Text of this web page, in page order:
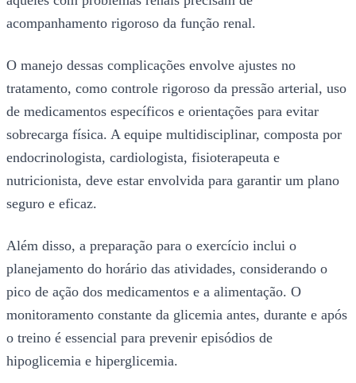
acompanhamento rigoroso da função renal.
O manejo dessas complicações envolve ajustes no
tratamento, como controle rigoroso da pressão arterial, uso
de medicamentos específicos e orientações para evitar
sobrecarga física. A equipe multidisciplinar, composta por
endocrinologista, cardiologista, fisioterapeuta e
nutricionista, deve estar envolvida para garantir um plano
seguro e eficaz.
Além disso, a preparação para o exercício inclui o
planejamento do horário das atividades, considerando o
pico de ação dos medicamentos e a alimentação. O
monitoramento constante da glicemia antes, durante e após
o treino é essencial para prevenir episódios de
hipoglicemia e hiperglicemia.